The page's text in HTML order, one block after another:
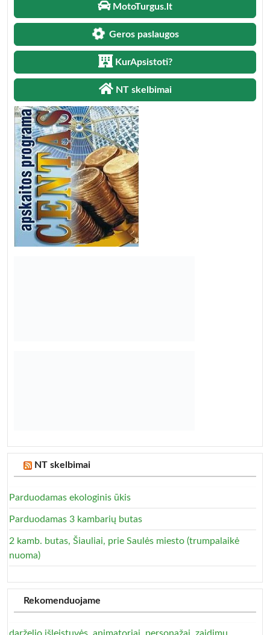
MotoTurgus.lt
Geros paslaugos
KurApsistoti?
NT skelbimai
NT skelbimai
Parduodamas ekologinis ūkis
Parduodamas 3 kambarių butas
2 kamb. butas, Šiauliai, prie Saulės miesto (trumpalaikė
nuoma)
Rekomenduojame